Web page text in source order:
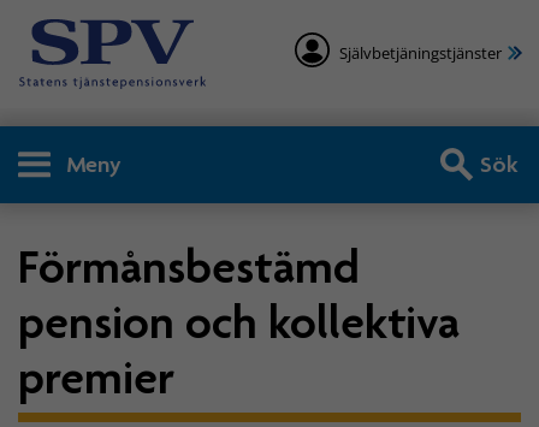
Självbetjäningstjänster
Meny Sök
Förmånsbestämd
pension och kollektiva
premier